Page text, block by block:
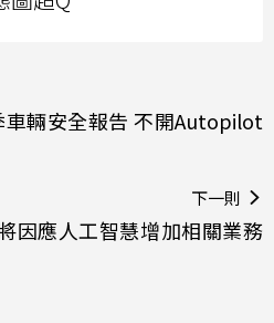
車輛安全報告 不開Autopilot
下一則
因應人工智慧增加相關業務